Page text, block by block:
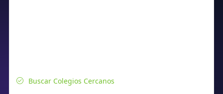
Buscar Colegios Cercanos